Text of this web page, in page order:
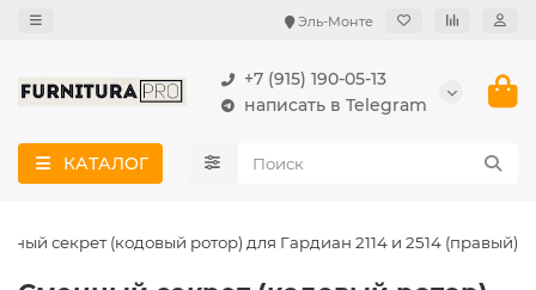
Эль-Монте
+7 (915) 190-05-13
написать в Telegram
КАТАЛОГ
секрет (кодовый ротор) для Гардиан 2114 и 2514 (правый)